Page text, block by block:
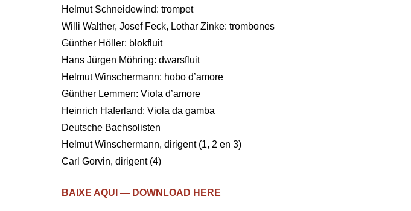
Helmut Schneidewind: trompet
Willi Walther, Josef Feck, Lothar Zinke: trombones
Günther Höller: blokfluit
Hans Jürgen Möhring: dwarsfluit
Helmut Winschermann: hobo d’amore
Günther Lemmen: Viola d’amore
Heinrich Haferland: Viola da gamba
Deutsche Bachsolisten
Helmut Winschermann, dirigent (1, 2 en 3)
Carl Gorvin, dirigent (4)
BAIXE AQUI — DOWNLOAD HERE